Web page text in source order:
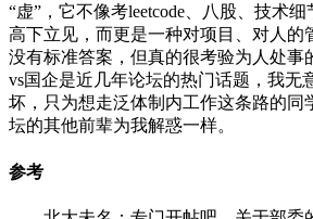
“虚”，它不像考leetcode、八股、技术
高下立见，而更是一种对项目、对人的
没有标准答案，但真的很考验为人处事
vs国企是近几年论坛的热门话题，我无
坏，只为想走泛体制内工作这条路的同
坛的其他前辈为我解惑一样。
参考